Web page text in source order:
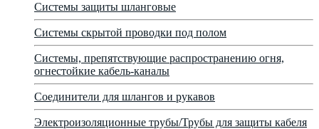
Системы защиты шланговые
Системы скрытой проводки под полом
Системы, препятствующие распространению огня,
огнестойкие кабель-каналы
Соединители для шлангов и рукавов
Электроизоляционные трубы/Трубы для защиты кабеля